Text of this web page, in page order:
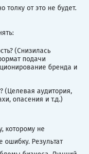
толку от это не будет.
(Снизилась
подачи
бренда и
(Целевая аудитория,
опасения и т.д.)
которому не
ошибку. Результат